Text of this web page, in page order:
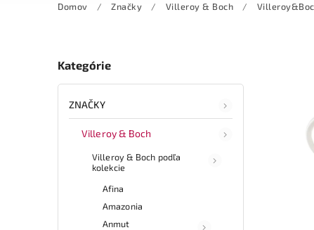
Domov / Značky / Villeroy & Boch /
Kategórie
ZNAČKY
Villeroy & Boch
Villeroy & Boch podľa
kolekcie
Afina
Amazonia
Anmut